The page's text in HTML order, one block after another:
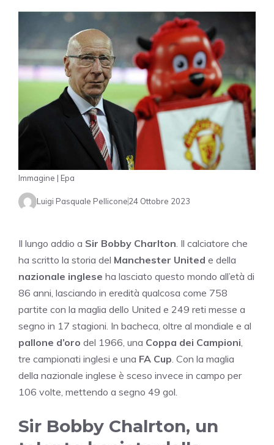
Immagine | Epa
Luigi Pasquale Pellicone24 Ottobre 2023
Il lungo addio a Sir Bobby Charlton . Il calciatore che
ha scritto la storia del Manchester United e della
nazionale inglese ha lasciato questo mondo all’età di
86 anni, lasciando in eredità qualcosa come 758
partite con la maglia dello United e 249 reti messe a
segno in 17 stagioni. In bacheca, oltre al mondiale e al
pallone d’oro del 1966, una Coppa dei Campioni
tre campionati inglesi e una FA Cup . Con la maglia
della nazionale inglese è sceso invece in campo per
106 volte, mettendo a segno 49 gol.
Sir Bobby Chalrton, un